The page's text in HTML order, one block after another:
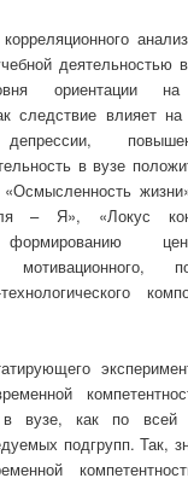
деятельностью
ориентации на
следствие влияет на
депрессии,
в вузе
«Осмысленность
– Я», «Локус
мотивационного,
технологического
в вузе, как по
подгрупп. Так,